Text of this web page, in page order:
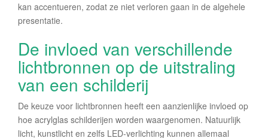
kan accentueren, zodat ze niet verloren gaan in de algehele
presentatie.
De invloed van verschillende
lichtbronnen op de uitstraling
van een schilderij
De keuze voor lichtbronnen heeft een aanzienlijke invloed op
hoe acrylglas schilderijen worden waargenomen. Natuurlijk
licht, kunstlicht en zelfs LED-verlichting kunnen allemaal